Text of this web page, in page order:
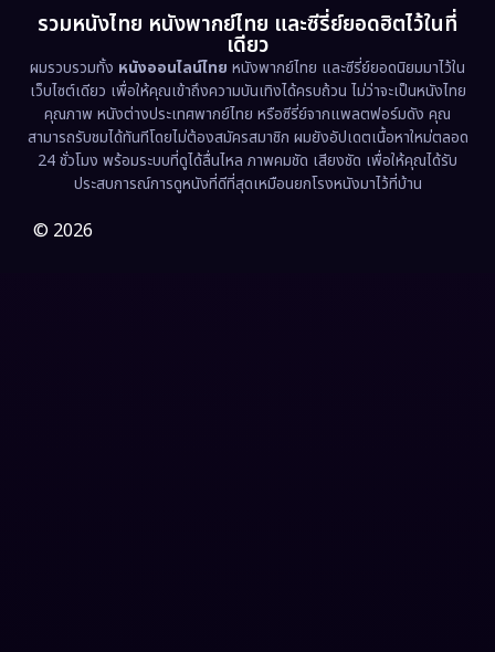
Family ครอบครัว (363)
Fantasy จินตนาการ (326)
Fiction (9)
Film (57)
Gothic
รวมหนังไทย หนังพากย์ไทย และซีรี่ย์ยอดฮิตไว้ในที่
เดียว
ผมรวบรวมทั้ง หนังออนไลน์ไทย หนังพากย์ไทย และซีรี่ย์ยอดนิยมมาไว้ใน
เว็บไซต์เดียว เพื่อให้คุณเข้าถึงความบันเทิงได้ครบถ้วน ไม่ว่าจะเป็นหนังไทย
คุณภาพ หนังต่างประเทศพากย์ไทย หรือซีรี่ย์จากแพลตฟอร์มดัง คุณ
สามารถรับชมได้ทันทีโดยไม่ต้องสมัครสมาชิก ผมยังอัปเดตเนื้อหาใหม่ตลอด
24 ชั่วโมง พร้อมระบบที่ดูได้ลื่นไหล ภาพคมชัด เสียงชัด เพื่อให้คุณได้รับ
ประสบการณ์การดูหนังที่ดีที่สุดเหมือนยกโรงหนังมาไว้ที่บ้าน
© 2026